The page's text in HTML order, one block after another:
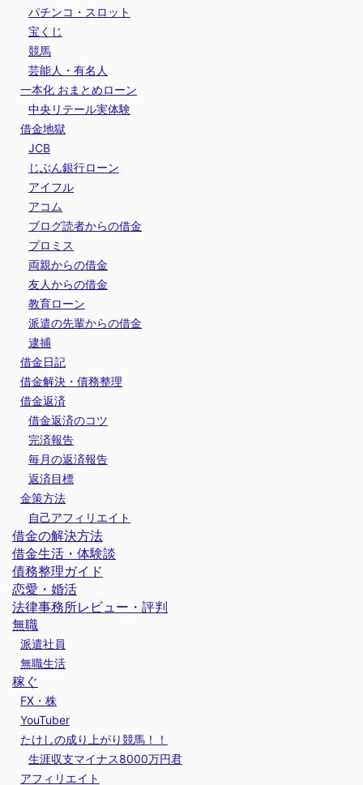
パチンコ・スロット
宝くじ
競馬
芸能人・有名人
一本化 おまとめローン
中央リテール実体験
借金地獄
JCB
じぶん銀行ローン
アイフル
アコム
ブログ読者からの借金
プロミス
両親からの借金
友人からの借金
教育ローン
派遣の先輩からの借金
逮捕
借金日記
借金解決・債務整理
借金返済
借金返済のコツ
完済報告
毎月の返済報告
返済目標
金策方法
自己アフィリエイト
借金の解決方法
借金生活・体験談
債務整理ガイド
恋愛・婚活
法律事務所レビュー・評判
無職
派遣社員
無職生活
稼ぐ
FX・株
YouTuber
たけしの成り上がり競馬！！
生涯収支マイナス8000万円君
アフィリエイト